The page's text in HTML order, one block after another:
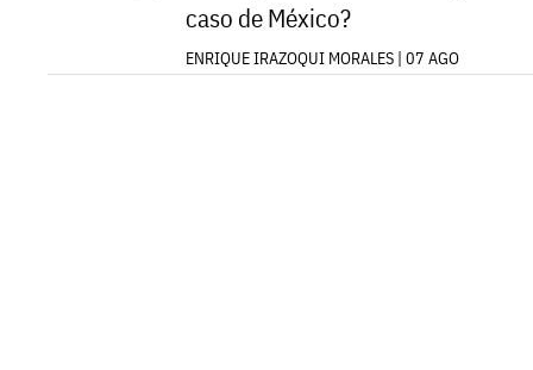
caso de México?
ENRIQUE IRAZOQUI MORALES | 07 AGO